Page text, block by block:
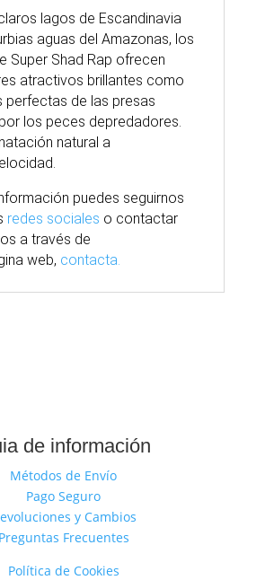
lagos de Escandinavia
aguas del Amazonas, los
Super Shad Rap ofrecen
atractivos brillantes como
perfectas de las presas
los peces depredadores.
natural a
puedes seguirnos
redes sociales o contactar
a través de
web, contacta.
de información
Métodos de Envío
Pago Seguro
y Cambios
Preguntas Frecuentes
Política de Cookies